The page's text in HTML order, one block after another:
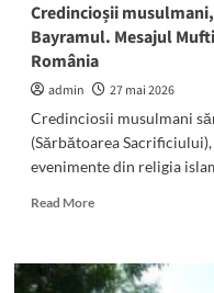
să
vă
transmit
cele
calde
și
sincere
Credincioșii
Bayramul. Mesajul
România
admin
27 mai 2026
Credinciosii musulmani
(Sărbătoarea
evenimente din religia
Read MoreRead
Credincioșii
musulmani,